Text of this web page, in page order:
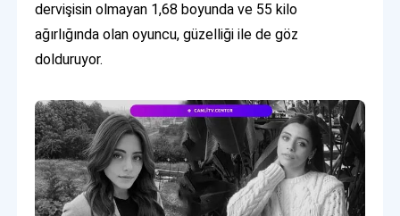
dervişisin olmayan 1,68 boyunda ve 55 kilo
ağırlığında olan oyuncu, güzelliği ile de göz
dolduruyor.